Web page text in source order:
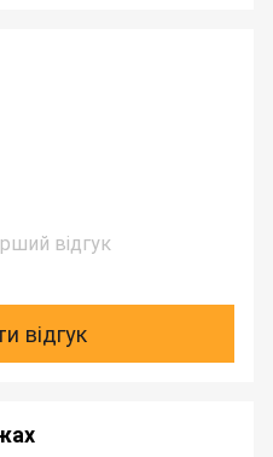
відгук
відгук